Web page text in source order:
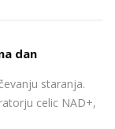
na dan
staranja.
celic NAD+,